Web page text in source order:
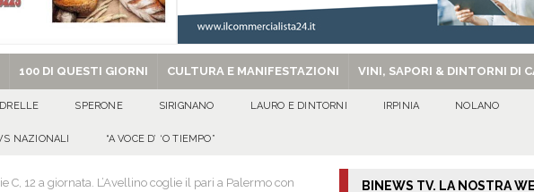
100 DI QUESTI GIORNI CULTURA E MANIFESTAZIONI VINI, SAPORI & DINTORNI DI
SPERONE SIRIGNANO LAURO E DINTORNI IRPINIA NOLANO
NAZIONALI “A VOCE D’ ‘O TIEMPO”
C, 12 a giornata. L’Avellino coglie il pari a Palermo con BINEWS TV. LA NOSTRA